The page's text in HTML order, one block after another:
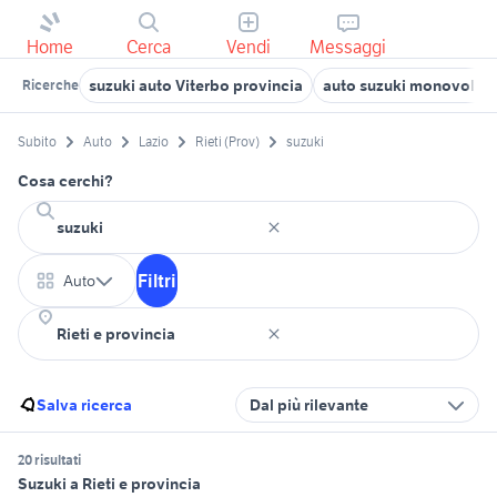
Home Cerca Vendi Messaggi
Ricerche suzuki auto Viterbo provincia auto suzuki
Subito Auto Lazio Rieti (Prov) suzuki
Cosa cerchi?
Auto Filtri
Salva ricerca Dal più rilevante
20 risultati
Suzuki a Rieti e provincia